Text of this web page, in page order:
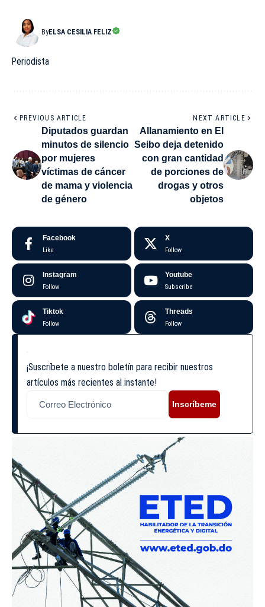
ByELSA CESILIA FELIZ
Periodista
PREVIOUS ARTICLE
Diputados guardan
minutos de silencio
por mujeres
víctimas de cáncer
de mama y violencia
de género
NEXT ARTICLE
Allanamiento en El
Seibo deja detenido
con gran cantidad
de porciones de
drogas y otros
objetos
Facebook
Like
X
Follow
Instagram
Follow
Youtube
Subscribe
Tiktok
Follow
Threads
Follow
¡Suscríbete a nuestro boletín para recibir nuestros
artículos más recientes al instante!
Inscríbeme